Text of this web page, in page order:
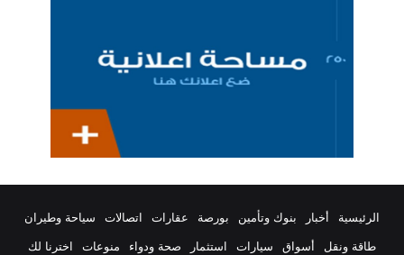
الرئيسية أخبار بنوك وتأمين بورصة عقارات اتصالات
سياحة وطيران
طاقة ونقل
أسواق سيارات استثمار صحة ودواء منوعات اخترنا لك